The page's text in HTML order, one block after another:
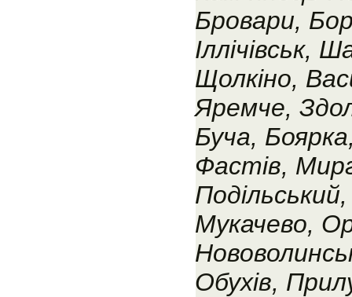
Бровари,
Іллічівськ,
Щолкіно,
Яремче,
Буча,
Фастів,
Мукачево,
Обухів,